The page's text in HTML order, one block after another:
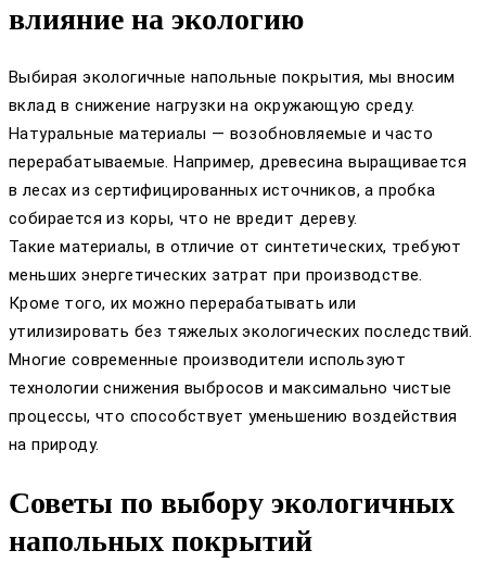
влияние на экологию
Выбирая экологичные напольные покрытия, мы вносим
вклад в снижение нагрузки на окружающую среду.
Натуральные материалы — возобновляемые и часто
перерабатываемые. Например, древесина выращивается
в лесах из сертифицированных источников, а пробка
собирается из коры, что не вредит дереву.
Такие материалы, в отличие от синтетических, требуют
меньших энергетических затрат при производстве.
Кроме того, их можно перерабатывать или
утилизировать без тяжелых экологических последствий.
Многие современные производители используют
технологии снижения выбросов и максимально чистые
процессы, что способствует уменьшению воздействия
на природу.
Советы по выбору экологичных
напольных покрытий